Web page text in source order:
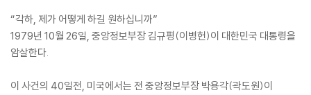
“각하, 제가 어떻게 하길 원하십니까”
1979년 10월 26일, 중앙정보부장 김규평(이병헌)이 대한민국 대통령을
암살한다.
이 사건의 40일전, 미국에서는 전 중앙정보부장 박용각(곽도원)이